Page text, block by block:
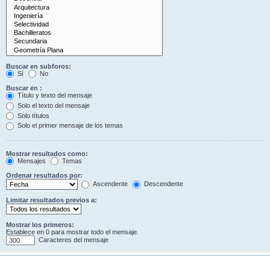
Buscar en subforos:
Sí
No
Buscar en :
Título y texto del mensaje
Solo el texto del mensaje
Solo títulos
Solo el primer mensaje de los temas
Mostrar resultados como:
Mensajes
Temas
Ordenar resultados por:
Ascendente
Descendente
Limitar resultados previos a:
Mostrar los primeros:
Establece en 0 para mostrar todo el mensaje.
Caracteres del mensaje